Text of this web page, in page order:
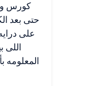
كورس
حتى بعد
على
اللى
المعلومه